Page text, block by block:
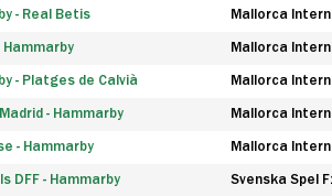
- Real Betis Mallorca
Hammarby Mallorca
- Platges de Calvià Mallorca
- Hammarby Mallorca
- Hammarby Mallorca
DFF - Hammarby Svenska Spel